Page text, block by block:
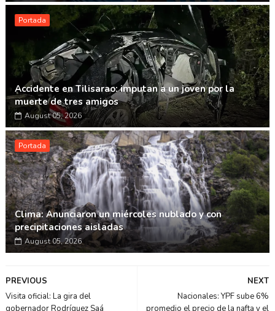
Portada
Accidente en Tilisarao: imputan a un joven por la
muerte de tres amigos
August 05, 2026
Portada
Clima: Anunciaron un miércoles nublado y con
precipitaciones aisladas
August 05, 2026
NEXT
Nacionales: YPF sube 6%
promedio el precio de la nafta y el
PREVIOUS
Visita oficial: La gira del
gobernador Rodríguez Saá